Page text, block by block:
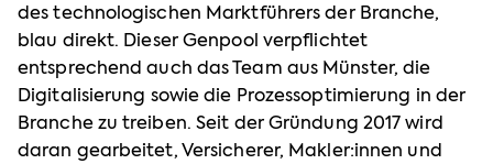
des technologischen Marktführers der Branche,
blau direkt. Dieser Genpool verpflichtet
entsprechend auch das Team aus Münster, die
Digitalisierung sowie die Prozessoptimierung in der
Branche zu treiben. Seit der Gründung 2017 wird
daran gearbeitet, Versicherer, Makler:innen und